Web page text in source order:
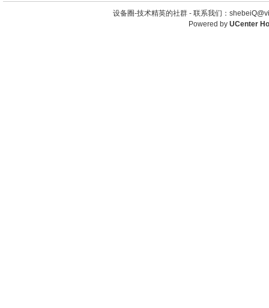
设备圈-技术精英的社群 - 联系我们：
Powered by UCenter